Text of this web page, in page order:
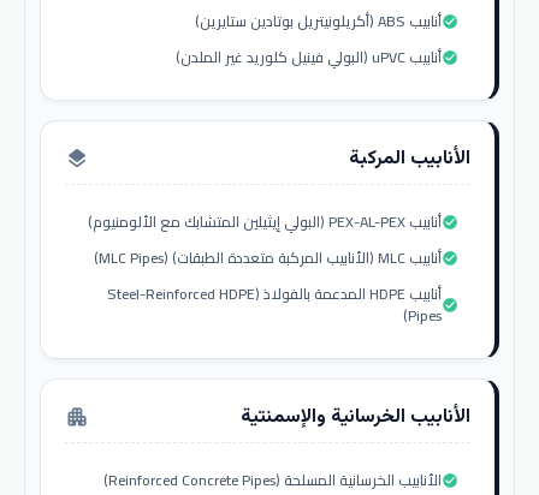
أنابيب ABS (أكريلونيتريل بوتادين ستايرين)check_circle
أنابيب uPVC (البولي فينيل كلوريد غير الملدن)check_circle
الأنابيب المركبة layers
أنابيب PEX-AL-PEX (البولي إيثيلين المتشابك مع الألومنيوم)check_circle
أنابيب MLC (الأنابيب المركبة متعددة الطبقات) (MLC Pipes)check_circle
أنابيب HDPE المدعمة بالفولاذ (Steel-Reinforced HDPE
Pipes)check_circle
الأنابيب الخرسانية والإسمنتية apartment
الأنابيب الخرسانية المسلحة (Reinforced Concrete Pipes)check_circle